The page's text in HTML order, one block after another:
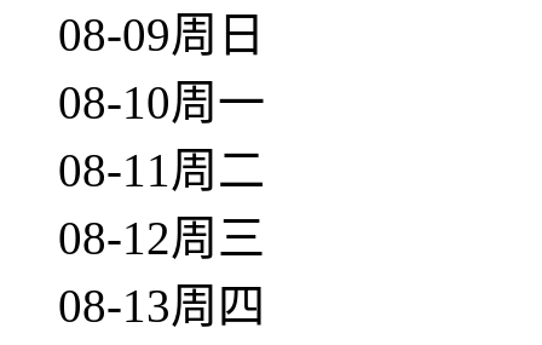
08-09周日
08-10周一
08-11周二
08-12周三
08-13周四